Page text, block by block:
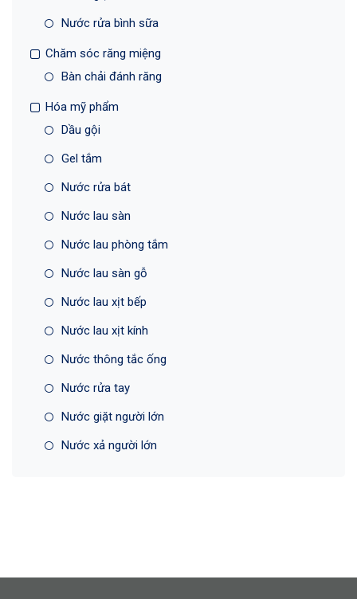
Nước rửa bình sữa
Chăm sóc răng miệng
Bàn chải đánh răng
Hóa mỹ phẩm
Dầu gội
Gel tắm
Nước rửa bát
Nước lau sàn
Nước lau phòng tắm
Nước lau sàn gỗ
Nước lau xịt bếp
Nước lau xịt kính
Nước thông tắc ống
Nước rửa tay
Nước giặt người lớn
Nước xả người lớn